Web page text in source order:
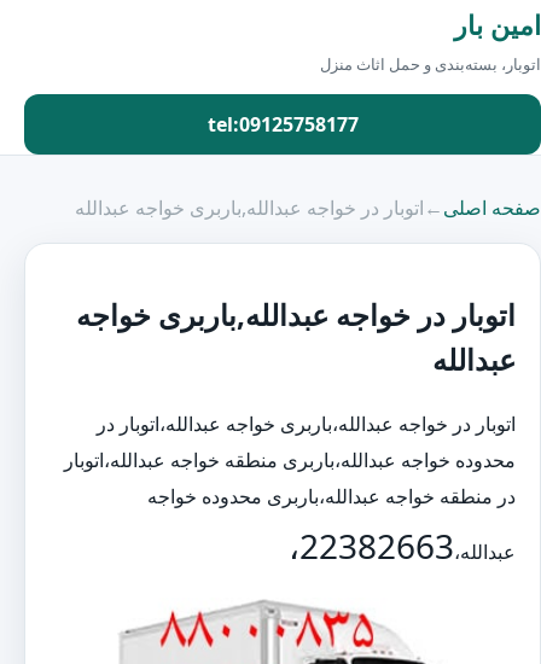
امین بار
اتوبار، بسته‌بندی و حمل اثاث منزل
tel:09125758177
صفحه اصلی←اتوبار در خواجه عبدالله,باربری خواجه عبدالله
اتوبار در خواجه عبدالله,باربری خواجه
عبدالله
اتوبار در خواجه عبدالله،باربری خواجه عبدالله،اتوبار در
محدوده خواجه عبدالله،باربری منطقه خواجه عبدالله،اتوبار
در منطقه خواجه عبدالله،باربری محدوده خواجه
عبدالله،22382663،